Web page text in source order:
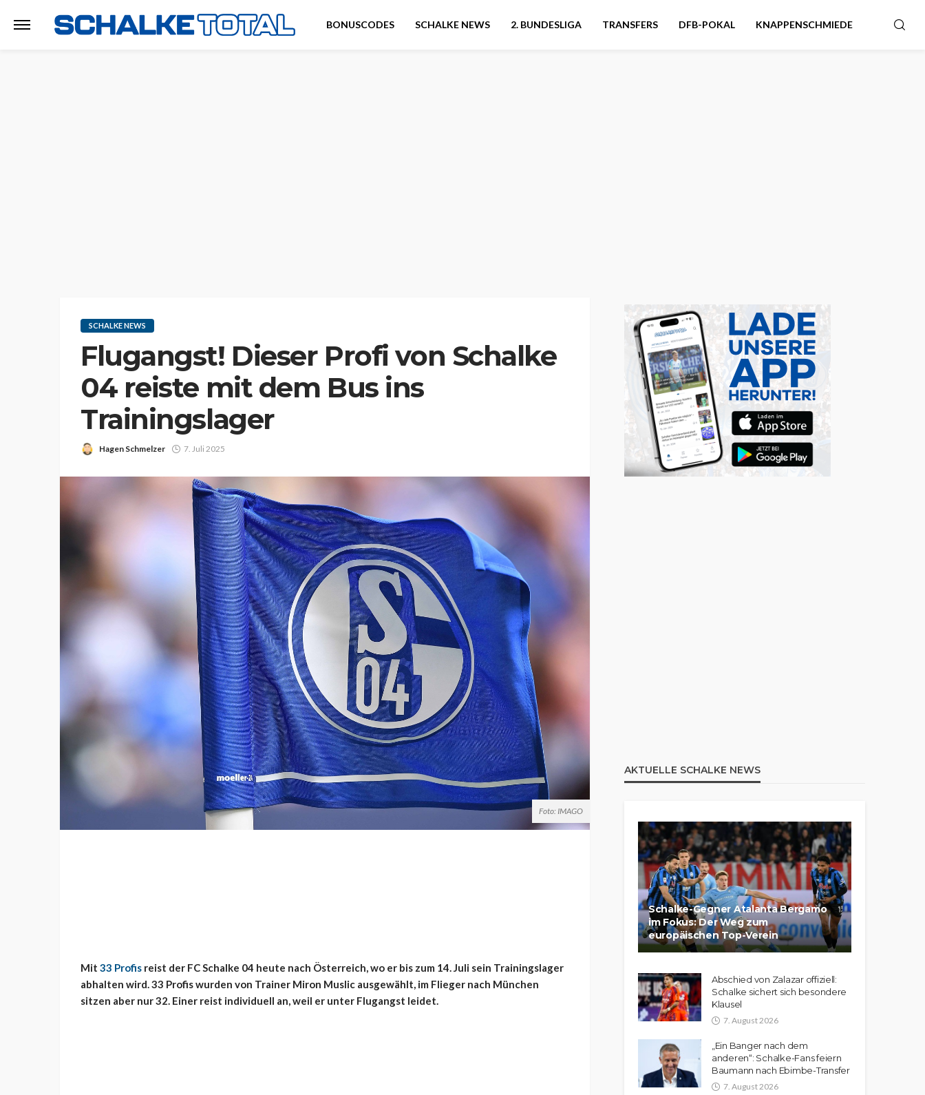
BONUSCODES SCHALKE NEWS 2. BUNDESLIGA TRANSFERS DFB-POKAL KNAPPENSCHMIEDE
SCHALKE NEWS
Flugangst! Dieser Profi von Schalke
04 reiste mit dem Bus ins
Trainingslager
Hagen Schmelzer 7. Juli 2025
Foto: IMAGO
Mit 33 Profis reist der FC Schalke 04 heute nach Österreich, wo er bis zum 14. Juli sein Trainingslager
abhalten wird. 33 Profis wurden von Trainer Miron Muslic ausgewählt, im Flieger nach München
sitzen aber nur 32. Einer reist individuell an, weil er unter Flugangst leidet.
AKTUELLE SCHALKE NEWS
Schalke-Gegner Atalanta Bergamo
im Fokus: Der Weg zum
europäischen Top-Verein
Abschied von Zalazar offiziell:
Schalke sichert sich besondere
Klausel
7. August 2026
„Ein Banger nach dem
anderen“: Schalke-Fans feiern
Baumann nach Ebimbe-Transfer
7. August 2026